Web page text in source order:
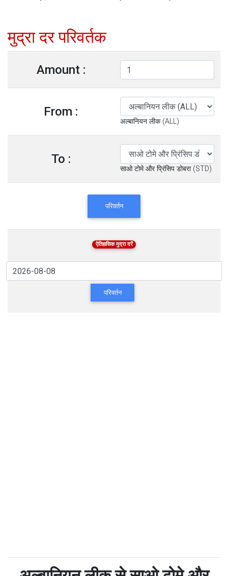
मुद्रा दर परिवर्तक
Amount :
From :
अल्बानियन लीक (ALL)
To :
साओ टोमे और प्रिंसिप डोबरा (STD)
परिवर्तन
ऐतिहासिक मुद्रा दरें
परिवर्तन